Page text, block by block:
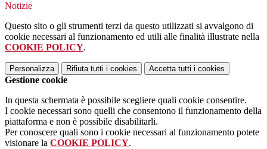
Notizie
Questo sito o gli strumenti terzi da questo utilizzati si avvalgono di
cookie necessari al funzionamento ed utili alle finalità illustrate nella
COOKIE POLICY.
Personalizza Rifiuta tutti i cookies Accetta tutti i cookies
Gestione cookie
In questa schermata è possibile scegliere quali cookie consentire.
I cookie necessari sono quelli che consentono il funzionamento della
piattaforma e non è possibile disabilitarli.
Per conoscere quali sono i cookie necessari al funzionamento potete
visionare la COOKIE POLICY.